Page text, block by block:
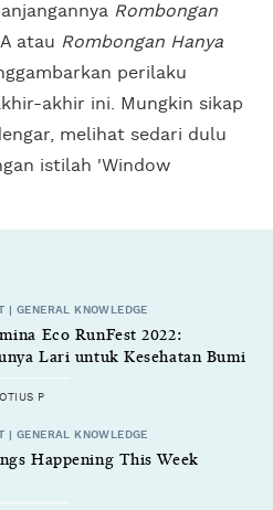
Rombongan
atau Rombongan Hanya
perilaku
akhir ini. Mungkin sikap
melihat sedari dulu
istilah 'Window
| GENERAL KNOWLEDGE
Eco RunFest 2022:
Lari untuk Kesehatan Bumi
P
| GENERAL KNOWLEDGE
Happening This Week